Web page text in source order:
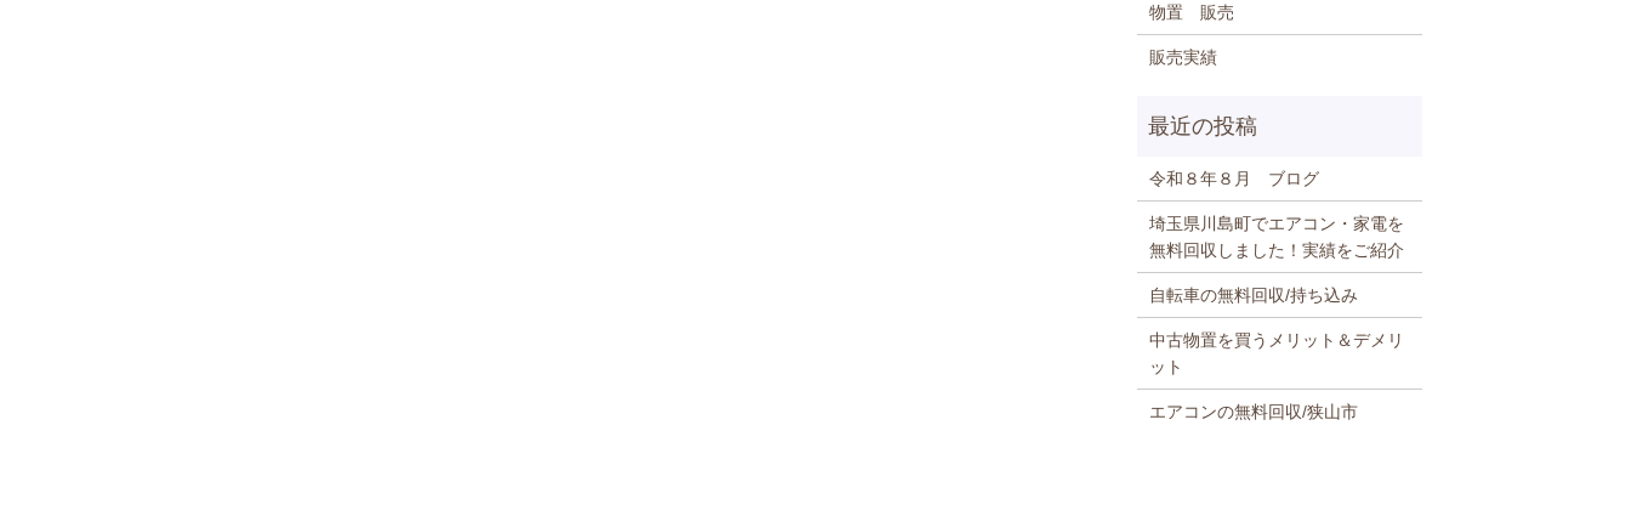
物置 販売
販売実績
令和８年８月 ブログ
埼玉県川島町でエアコン・家電を
無料回収しました！実績をご紹介
自転車の無料回収/持ち込み
中古物置を買うメリット＆デメリ
ット
エアコンの無料回収/狭山市